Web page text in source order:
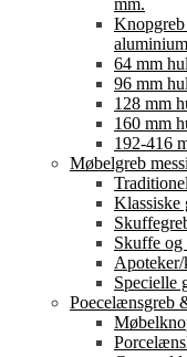
mm.
aluminium
64 mm
96 mm
128 mm
160 mm
192-416
Møbelgreb
Klassiske
Skuffe og
Specielle
Poecelænsgreb